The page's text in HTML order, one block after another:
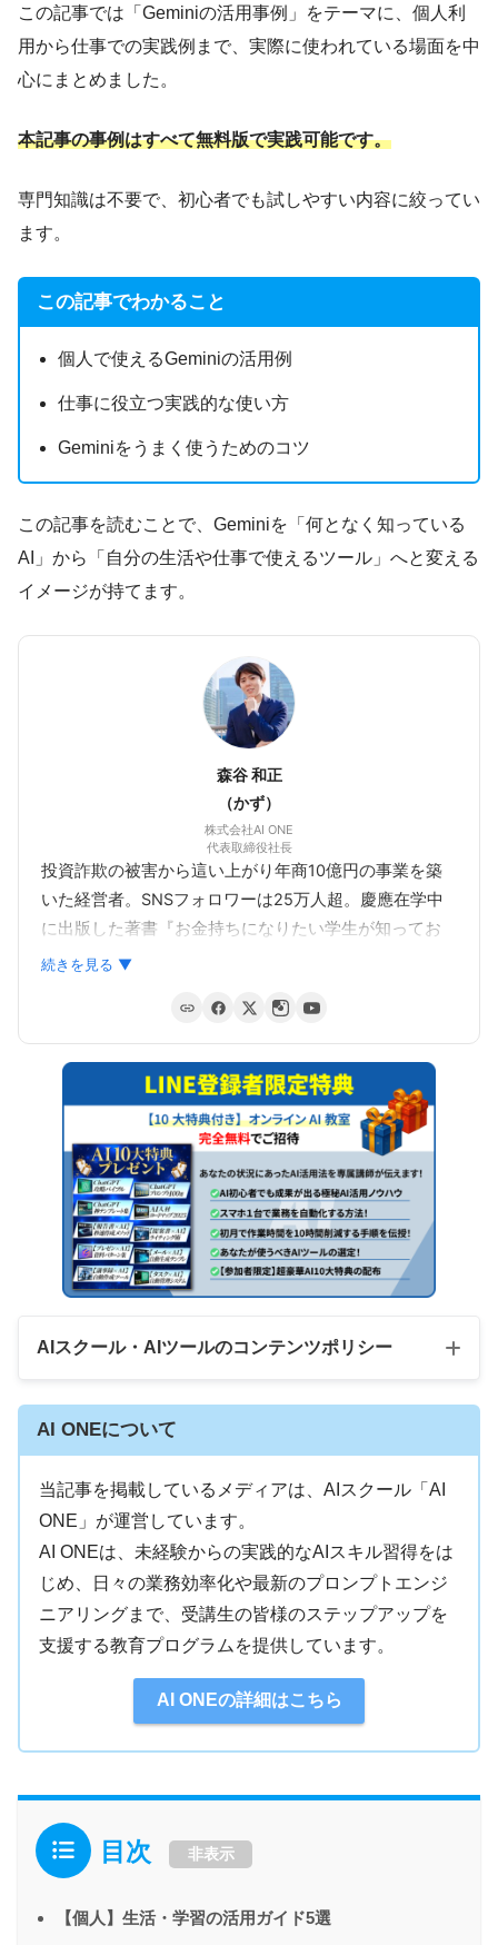
この記事では「Geminiの活用事例」をテーマに、個人利
用から仕事での実践例まで、実際に使われている場面を中
心にまとめました。
本記事の事例はすべて無料版で実践可能です。
専門知識は不要で、初心者でも試しやすい内容に絞ってい
ます。
この記事でわかること
個人で使えるGeminiの活用例
仕事に役立つ実践的な使い方
Geminiをうまく使うためのコツ
この記事を読むことで、Geminiを「何となく知っている
AI」から「自分の生活や仕事で使えるツール」へと変える
イメージが持てます。
森谷 和正
（かず）
株式会社AI ONE
代表取締役社長
投資詐欺の被害から這い上がり年商10億円の事業を築
いた経営者。SNSフォロワーは25万人超。慶應在学中
に出版した著書『お金持ちになりたい学生が知ってお
くべき勉強よりも大切なこと』（秀和システム）は、
ジネス書ランキングで1位を獲得。
生徒数1,000人を超えるAIスクール『AI ONE』と、
5000名超在籍の『物販ONE』を運営。「AIで個人が収
益を最大化できる時代」を提唱している。受講生の自
由な働き方を支援する。
続きを見る ▼
AIスクール・AIツールのコンテンツポリシー
各AIツール開発元（OpenAI、Googleなど）の公
式ドキュメントや一次情報を参照
最新のプロンプトエンジニアリングやAIモデルに
関する技術的知見をもとに解説
AI ONEについて
当記事を掲載しているメディアは、AIスクール「AI
ONE」が運営しています。
AI ONEは、未経験からの実践的なAIスキル習得をは
じめ、日々の業務効率化や最新のプロンプトエンジ
ニアリングまで、受講生の皆様のステップアップを
支援する教育プログラムを提供しています。
AI ONEの詳細はこちら
目次 非表示
【個人】生活・学習の活用ガイド5選